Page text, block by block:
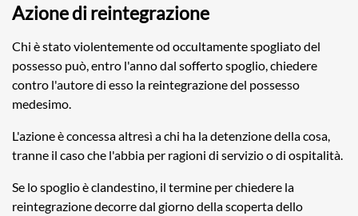
Azione di reintegrazione
Chi è stato violentemente od occultamente spogliato del
possesso può, entro l'anno dal sofferto spoglio, chiedere
contro l'autore di esso la reintegrazione del possesso
medesimo.
L'azione è concessa altresì a chi ha la detenzione della cosa,
tranne il caso che l'abbia per ragioni di servizio o di ospitalità.
Se lo spoglio è clandestino, il termine per chiedere la
reintegrazione decorre dal giorno della scoperta dello